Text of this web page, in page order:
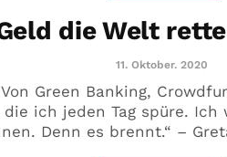
die Welt
11. Oktober. 2020
Green Banking,
ich jeden Tag spüre.
Denn es brennt.“ –